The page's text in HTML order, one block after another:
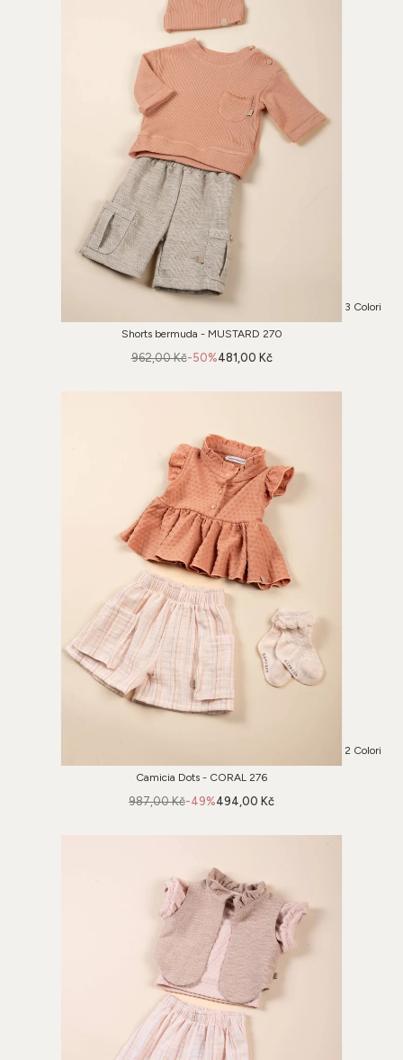
3 Colori
Shorts bermuda - MUSTARD 270
-50%
962,00 Kč 481,00 Kč
2 Colori
Camicia Dots - CORAL 276
-49%
987,00 Kč 494,00 Kč